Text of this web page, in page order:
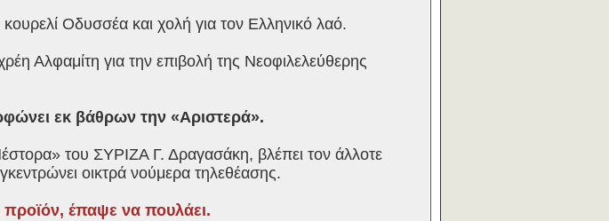
κουρελί Οδυσσέα και χολή για τον Ελληνικό λαό.
Αλφαμίτη για την επιβολή της Νεοφιλελεύθερης
εκ βάθρων την «Αριστερά».
του ΣΥΡΙΖΑ Γ. Δραγασάκη, βλέπει τον άλλοτε
οικτρά νούμερα τηλεθέασης.
προϊόν, έπαψε να πουλάει.